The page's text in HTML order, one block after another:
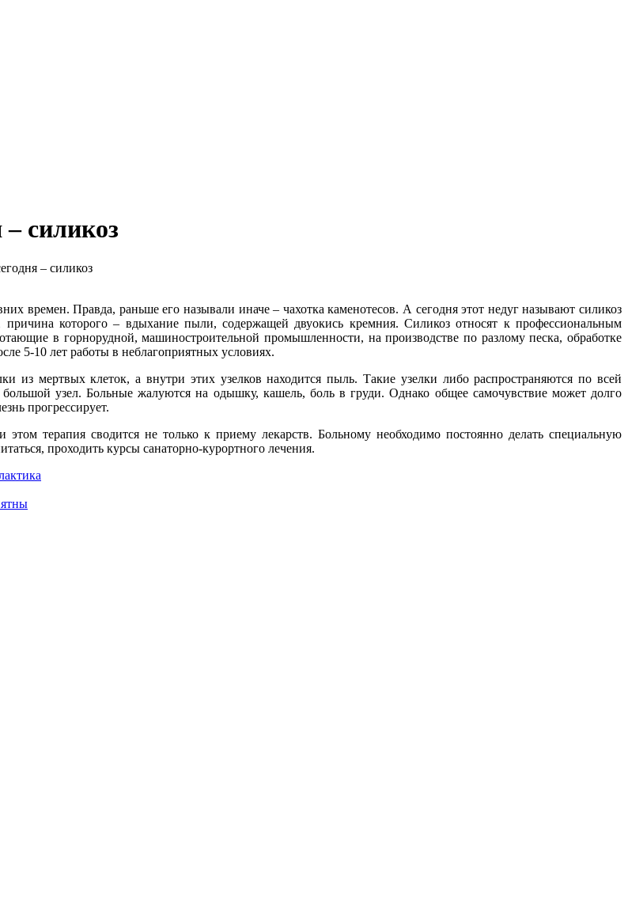
– силикоз
– силикоз
времен. Правда, раньше его называли иначе – чахотка каменотесов. А сегодня этот недуг называют силикоз
причина которого – вдыхание пыли, содержащей двуокись кремния. Силикоз относят к профессиональным
в горнорудной, машиностроительной промышленности, на производстве по разлому песка, обработке
5-10 лет работы в неблагоприятных условиях.
из мертвых клеток, а внутри этих узелков находится пыль. Такие узелки либо распространяются по всей
узел. Больные жалуются на одышку, кашель, боль в груди. Однако общее самочувствие может долго
прогрессирует.
терапия сводится не только к приему лекарств. Больному необходимо постоянно делать специальную
проходить курсы санаторно-курортного лечения.